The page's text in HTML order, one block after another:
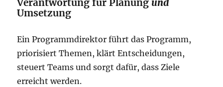
Verantwortung für Planung und
Umsetzung
Ein Programmdirektor führt das Programm,
priorisiert Themen, klärt Entscheidungen,
steuert Teams und sorgt dafür, dass Ziele
erreicht werden.